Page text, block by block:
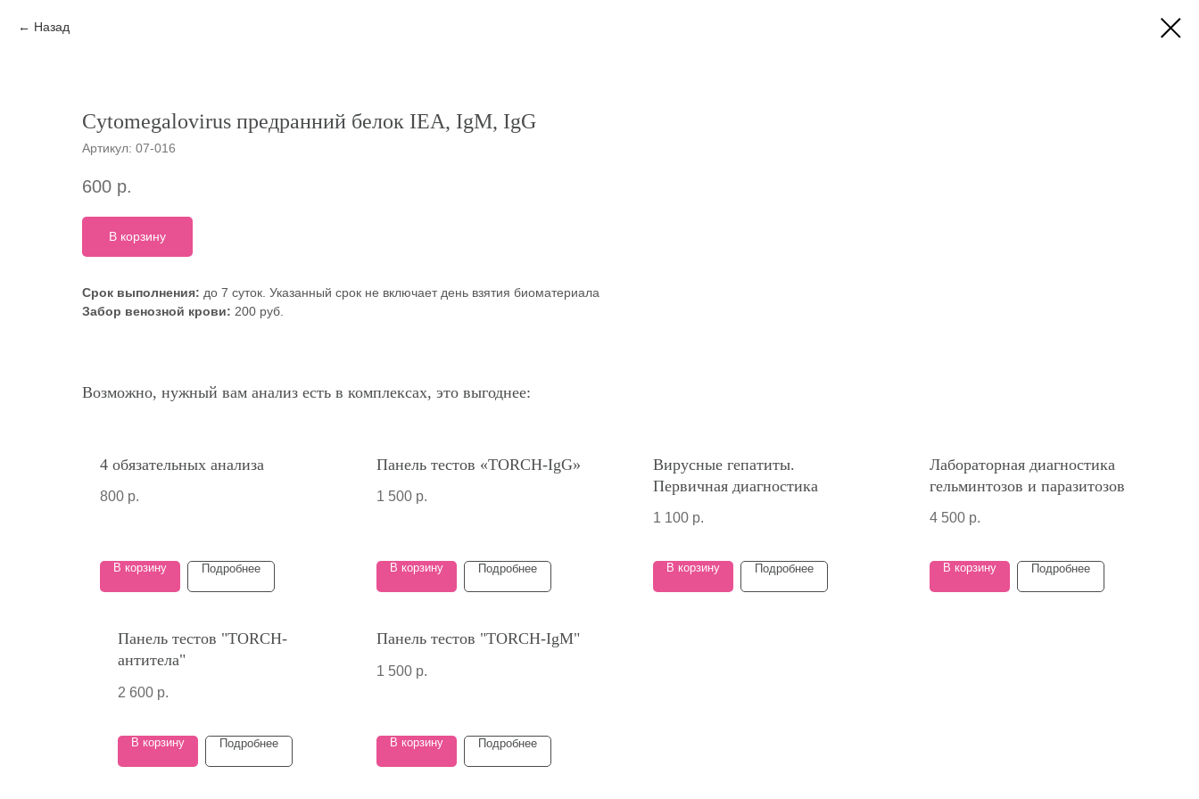
Назад
Cytomegalovirus предранний белок IEA, IgM, IgG
Артикул: 07-016
600 р.
В корзину
Срок выполнения: до 7 суток. Указанный срок не включает день взятия биоматериала
Забор венозной крови: 200 руб.
Возможно, нужный вам анализ есть в комплексах, это выгоднее:
4 обязательных анализа
800 р.
В корзину Подробнее
Панель тестов «TORCH-IgG»
1 500 р.
В корзину Подробнее
Вирусные гепатиты.
Первичная диагностика
1 100 р.
В корзину Подробнее
Лабораторная диагностика
гельминтозов и паразитозов
4 500 р.
В корзину Подробнее
Панель тестов "TORCH-
антитела"
2 600 р.
В корзину Подробнее
Панель тестов "TORCH-IgM"
1 500 р.
В корзину Подробнее